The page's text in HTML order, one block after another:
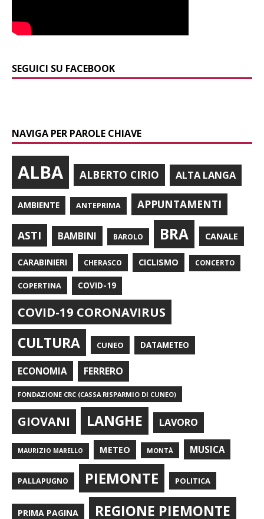
SEGUICI SU FACEBOOK
NAVIGA PER PAROLE CHIAVE
ALBA ALBERTO CIRIO ALTA LANGA
AMBIENTE ANTEPRIMA APPUNTAMENTI
ASTI BAMBINI BAROLO BRA CANALE
CARABINIERI CHERASCO CICLISMO CONCERTO
COPERTINA COVID-19
COVID-19 CORONAVIRUS
CULTURA CUNEO DATAMETEO
ECONOMIA FERRERO
FONDAZIONE CRC (CASSA RISPARMIO DI CUNEO)
GIOVANI LANGHE LAVORO
MAURIZIO MARELLO METEO MONTÀ MUSICA
PALLAPUGNO PIEMONTE POLITICA
PRIMA PAGINA REGIONE PIEMONTE